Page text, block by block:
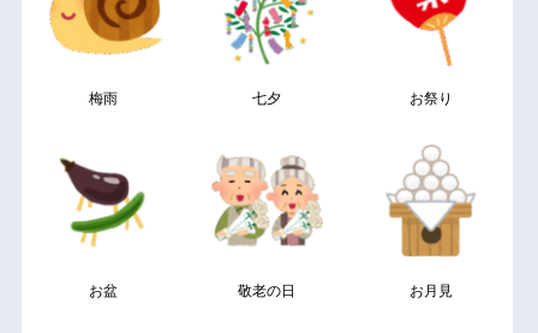
梅雨 七夕 お祭り
お盆 敬老の日 お月見